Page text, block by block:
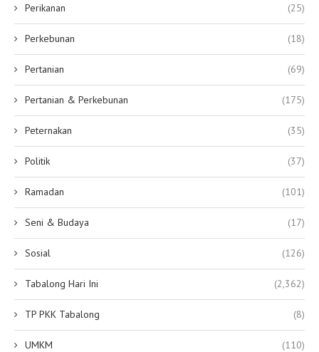
Perikanan (25)
Perkebunan (18)
Pertanian (69)
Pertanian & Perkebunan (175)
Peternakan (35)
Politik (37)
Ramadan (101)
Seni & Budaya (17)
Sosial (126)
Tabalong Hari Ini (2,362)
TP PKK Tabalong (8)
UMKM (110)